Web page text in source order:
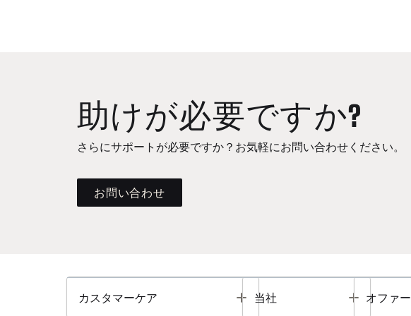
助けが必要ですか?
さらにサポートが必要ですか？お気軽にお問い合わせください。
お問い合わせ
カスタマーケア Toggle
当社 Toggle
オファー